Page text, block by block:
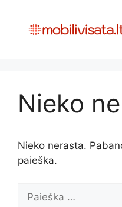
Nieko
Nieko nerasta.
paieška.